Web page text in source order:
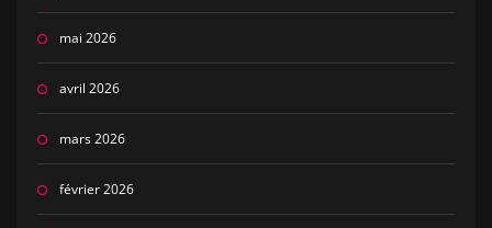
mai 2026
avril 2026
mars 2026
février 2026